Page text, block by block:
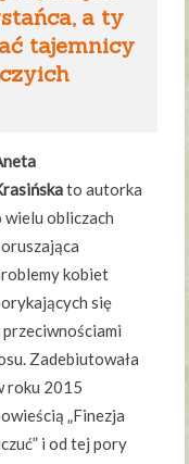
a ty
tajemnicy
to autorka
wielu obliczach
kobiet
się
przeciwnościami
Zadebiutowała
roku 2015
„Finezja
i od tej pory